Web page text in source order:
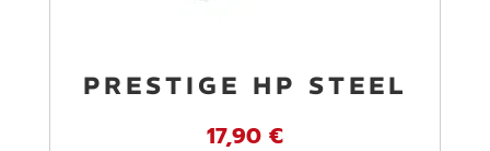
PRESTIGE HP STEEL
17,90 €